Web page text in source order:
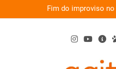
to
Fim do improviso